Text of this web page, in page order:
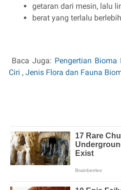
getaran dari mesin, lalu
berat yang terlalu
Baca Juga: Pengertian Bioma
Ciri , Jenis Flora dan Fauna